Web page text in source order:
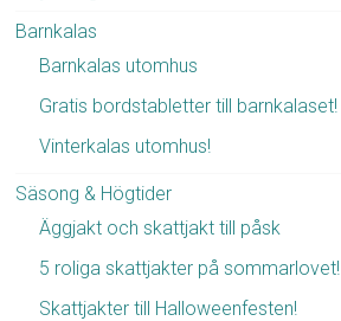
Barnkalas
Barnkalas utomhus
Gratis bordstabletter till barnkalaset!
Vinterkalas utomhus!
Säsong & Högtider
Äggjakt och skattjakt till påsk
5 roliga skattjakter på sommarlovet!
Skattjakter till Halloweenfesten!